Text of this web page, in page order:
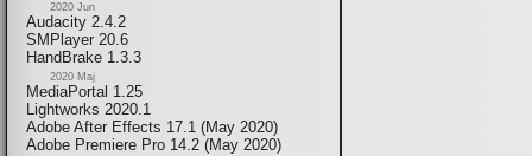
2020 Jun
Audacity 2.4.2
SMPlayer 20.6
HandBrake 1.3.3
2020 Maj
MediaPortal 1.25
Lightworks 2020.1
Adobe After Effects 17.1 (May 2020)
Adobe Premiere Pro 14.2 (May 2020)